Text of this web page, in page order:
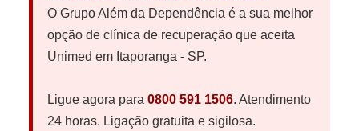
O Grupo Além da Dependência é a sua melhor
opção de clínica de recuperação que aceita
Unimed em Itaporanga - SP.
Ligue agora para 0800 591 1506. Atendimento
24 horas. Ligação gratuita e sigilosa.